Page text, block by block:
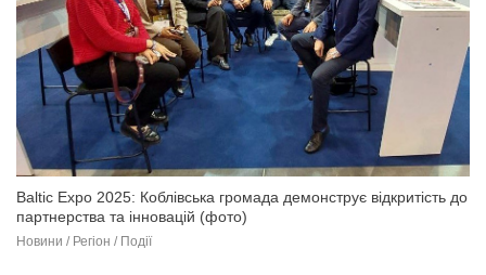
Baltic Expo 2025: Коблівська громада демонструє відкритість до
партнерства та інновацій (фото)
Новини / Регіон / Події